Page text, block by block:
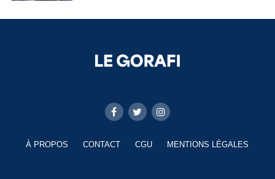
À PROPOS CONTACT CGU MENTIONS LÉGALES